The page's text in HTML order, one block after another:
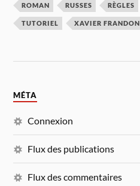
ROMAN RUSSES RÈGLES
TUTORIEL XAVIER FRANDON
MÉTA
Connexion
Flux des publications
Flux des commentaires